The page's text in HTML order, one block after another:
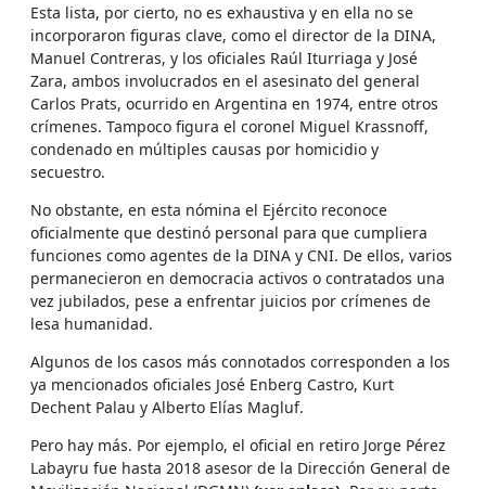
Esta lista, por cierto, no es exhaustiva y en ella no se
incorporaron figuras clave, como el director de la DINA,
Manuel Contreras, y los oficiales Raúl Iturriaga y José
Zara, ambos involucrados en el asesinato del general
Carlos Prats, ocurrido en Argentina en 1974, entre otros
crímenes. Tampoco figura el coronel Miguel Krassnoff,
condenado en múltiples causas por homicidio y
secuestro.
No obstante, en esta nómina el Ejército reconoce
oficialmente que destinó personal para que cumpliera
funciones como agentes de la DINA y CNI. De ellos, varios
permanecieron en democracia activos o contratados una
vez jubilados, pese a enfrentar juicios por crímenes de
lesa humanidad.
Algunos de los casos más connotados corresponden a los
ya mencionados oficiales José Enberg Castro, Kurt
Dechent Palau y Alberto Elías Magluf.
Pero hay más. Por ejemplo, el oficial en retiro Jorge Pérez
Labayru fue hasta 2018 asesor de la Dirección General de